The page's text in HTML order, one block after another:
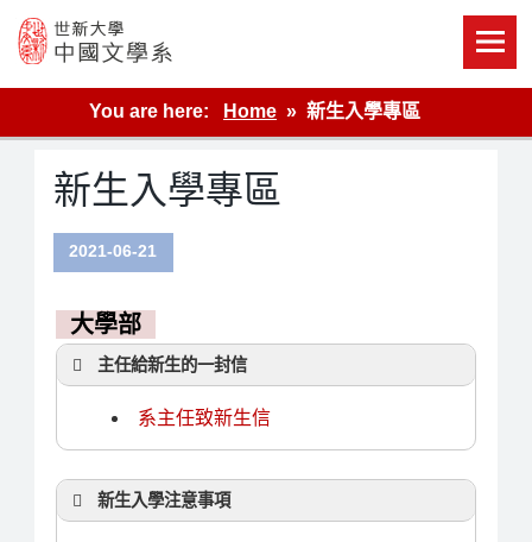
content
世新大學教學單位的網站
You are here:
Home 新生入學專區
新生入學專區
2021-06-21
大學部
主任給新生的一封信
系主任致新生信
新生入學注意事項